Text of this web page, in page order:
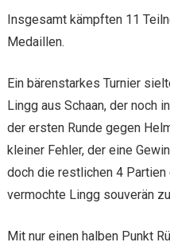
Insgesamt kämpften 11
Medaillen.
Ein bärenstarkes Turnier
Lingg aus Schaan, der noch
der ersten Runde gegen
kleiner Fehler, der eine
doch die restlichen 4
vermochte Lingg souverän
Mit nur einen halben Punkt